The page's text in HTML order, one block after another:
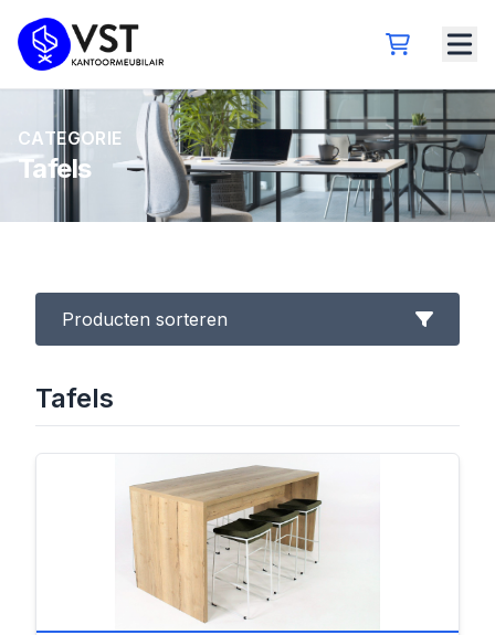
CATEGORIE
Tafels
Producten sorteren
Tafels